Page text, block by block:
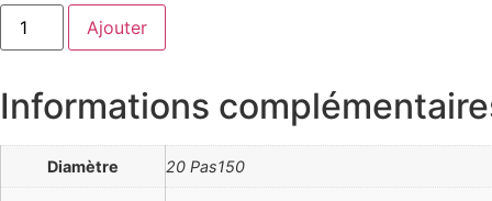
quantité
ECROU
DIN
985
FIN
ZING
Ajouter
Informations
Diamètre 20 Pas150